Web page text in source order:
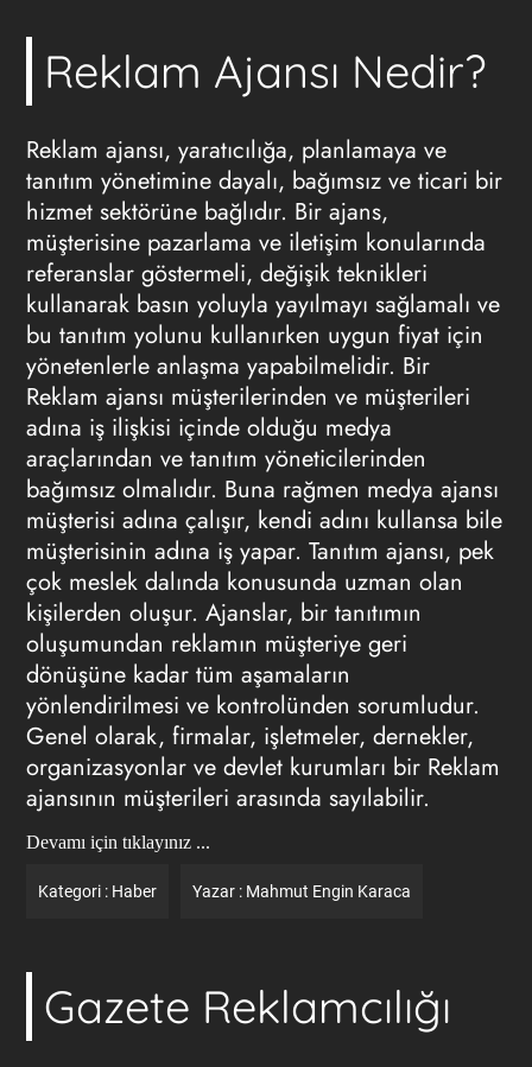
Reklam Ajansı Nedir?
Reklam ajansı, yaratıcılığa, planlamaya ve
tanıtım yönetimine dayalı, bağımsız ve ticari bir
hizmet sektörüne bağlıdır. Bir ajans,
müşterisine pazarlama ve iletişim konularında
referanslar göstermeli, değişik teknikleri
kullanarak basın yoluyla yayılmayı sağlamalı ve
bu tanıtım yolunu kullanırken uygun fiyat için
yönetenlerle anlaşma yapabilmelidir. Bir
Reklam ajansı müşterilerinden ve müşterileri
adına iş ilişkisi içinde olduğu medya
araçlarından ve tanıtım yöneticilerinden
bağımsız olmalıdır. Buna rağmen medya ajansı
müşterisi adına çalışır, kendi adını kullansa bile
müşterisinin adına iş yapar. Tanıtım ajansı, pek
çok meslek dalında konusunda uzman olan
kişilerden oluşur. Ajanslar, bir tanıtımın
oluşumundan reklamın müşteriye geri
dönüşüne kadar tüm aşamaların
yönlendirilmesi ve kontrolünden sorumludur.
Genel olarak, firmalar, işletmeler, dernekler,
organizasyonlar ve devlet kurumları bir Reklam
ajansının müşterileri arasında sayılabilir.
Devamı için tıklayınız ...
Kategori : Haber Yazar : Mahmut Engin Karaca
Gazete Reklamcılığı